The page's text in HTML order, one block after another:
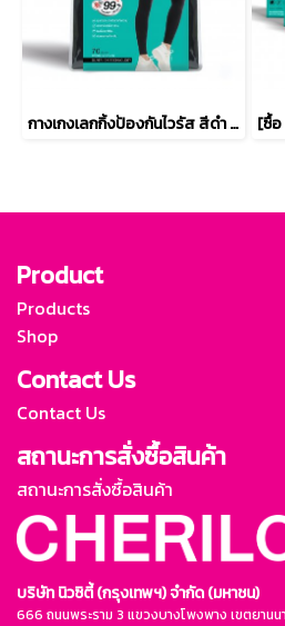
กางเกงเลกกิ้งป้องกันไวรัส สีดำ รหัส LEGAV-BL
Product
Products
Shop
Contact Us
Contact Us
สถานะการสั่งซื้อสินค้า
สถานะการสั่งซื้อสินค้า
บริษัท นิวซิตี้ (กรุงเทพฯ) จำกัด (มหาชน)
666 ถนนพระราม 3 แขวงบางโพงพาง เขตยานน